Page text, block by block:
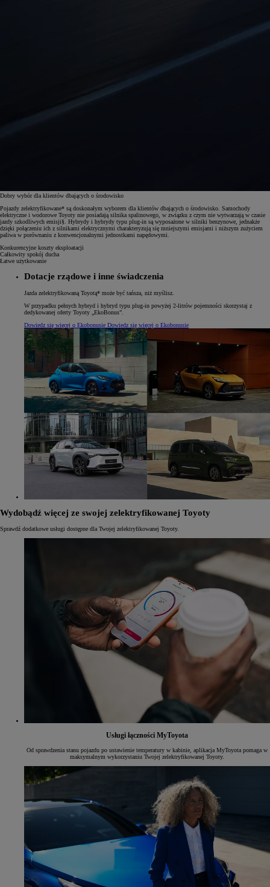
Dobry wybór dla klientów dbających o środowisko
Pojazdy zelektryfikowane* są doskonałym wyborem dla klientów dbających o środowisko. Samochody
elektryczne i wodorowe Toyoty nie posiadają silnika spalinowego, w związku z czym nie wytwarzają w czasie
jazdy szkodliwych emisji§. Hybrydy i hybrydy typu plug-in są wyposażone w silniki benzynowe, jednakże
dzięki połączeniu ich z silnikami elektrycznymi charakteryzują się mniejszymi emisjami i niższym zużyciem
paliwa w porównaniu z konwencjonalnymi jednostkami napędowymi.
Konkurencyjne koszty eksploatacji
Całkowity spokój ducha
Łatwe użytkowanie
Dotacje rządowe i inne świadczenia
Jazda zelektryfikowaną Toyotą* może być tańsza, niż myślisz.
W przypadku pełnych hybryd i hybryd typu plug-in powyżej 2-litrów pojemności skorzystaj z
dedykowanej oferty Toyoty „EkoBonus”.
Dowiedz się więcej o Ekobonusie Dowiedz się więcej o Ekobonusie
Wydobądź więcej ze swojej zelektryfikowanej Toyoty
Sprawdź dodatkowe usługi dostępne dla Twojej zelektryfikowanej Toyoty.
Usługi łączności MyToyota
Od sprawdzenia stanu pojazdu po ustawienie temperatury w kabinie, aplikacja MyToyota pomaga w
maksymalnym wykorzystaniu Twojej zelektryfikowanej Toyoty.